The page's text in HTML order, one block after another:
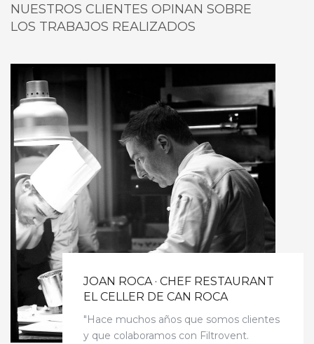
NUESTROS CLIENTES OPINAN SOBRE
LOS TRABAJOS REALIZADOS
JOAN ROCA · CHEF RESTAURANT
EL CELLER DE CAN ROCA
"Hace muchos años que somos clientes
y que colaboramos con Filtrovent.